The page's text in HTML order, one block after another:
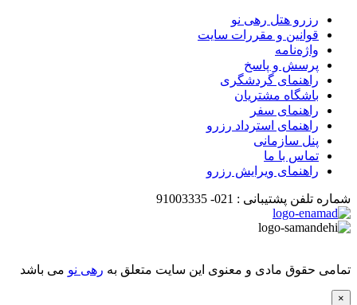
رزرو هتل رهی نو
قوانین و مقررات سایت
واژه‌نامه
پرسش و پاسخ
راهنمای گردشگری
باشگاه مشتریان
راهنمای سفر
راهنمای استرداد رزرو
پنل سازمانی
تماس با ما
راهنمای ویرایش رزرو
شماره تلفن پشتیبانی : 021-
91003335
تمامی حقوق مادی و معنوی این سایت متعلق به رهی نو می باشد
×